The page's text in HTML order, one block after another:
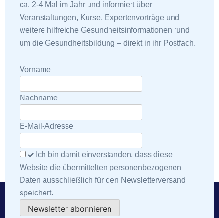
ca. 2-4 Mal im Jahr und informiert über
Veranstaltungen, Kurse, Expertenvorträge und
weitere hilfreiche Gesundheitsinformationen rund
um die Gesundheitsbildung – direkt in ihr Postfach.
Vorname
Nachname
E-Mail-Adresse
Ich bin damit einverstanden, dass diese
Website die übermittelten personenbezogenen
Daten ausschließlich für den Newsletterversand
speichert.
Newsletter abonnieren